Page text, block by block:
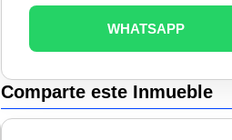
WHATSAPP
Comparte este Inmueble